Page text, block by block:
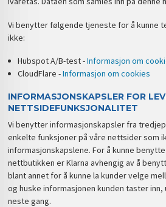
Vi benytter følgende tjeneste for å kunne
ikke:
Hubspot A/B-test -Informasjon om
CloudFlare -Informasjon om cookies
INFORMASJONSKAPSLER FOR
NETTSIDEFUNKSJONALITET
Vi benytter informasjonskapsler fra
enkelte funksjoner på våre nettsider som
informasjonskapslene. For å kunne
nettbutikken er Klarna avhengig av å
blant annet for å kunne la kunder velge
og huske informasjonen kunden taster
neste gang.